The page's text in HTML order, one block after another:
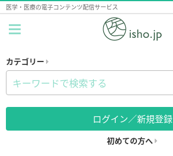
医学・医療の電子コンテンツ配信サービス
カテゴリー
ログイン／新規登録
初めての方へ